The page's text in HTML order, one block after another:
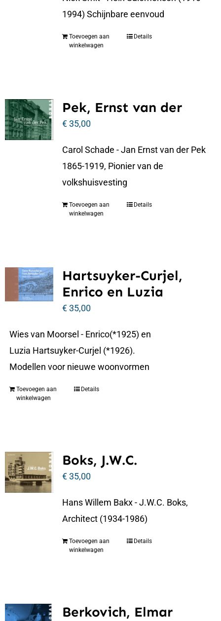
1994) Schijnbare eenvoud
Toevoegen aan
winkelwagen
Details
Pek, Ernst van der
€35,00
Carol Schade - Jan Ernst van der Pek
1865-1919, Pionier van de
volkshuisvesting
Toevoegen aan
winkelwagen
Details
Hartsuyker-Curjel,
Enrico en Luzia
€35,00
Wies van Moorsel - Enrico(*1925) en
Luzia Hartsuyker-Curjel (*1926).
Modellen voor nieuwe woonvormen
Toevoegen aan
winkelwagen
Details
Boks, J.W.C.
€35,00
Hans Willem Bakx - J.W.C. Boks,
Architect (1934-1986)
Toevoegen aan
winkelwagen
Details
Berkovich, Elmar